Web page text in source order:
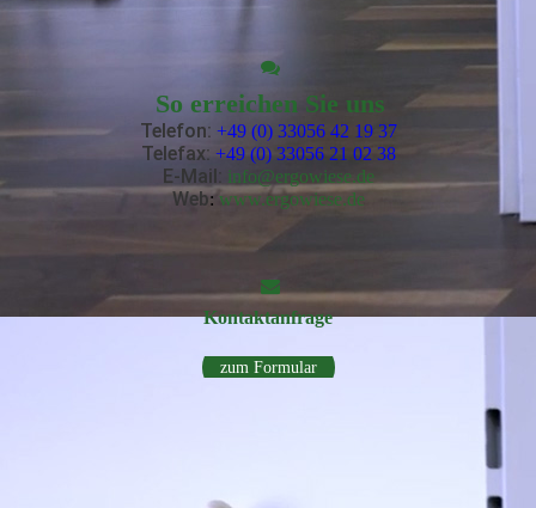
So erreichen Sie uns
Telefon: +49 (0) 33056 42 19 37
Telefax: +49 (0) 33056 21 02 38
E-Mail : info@ergowiese.de
Web:www.ergowiese.de
Kontakt­anfrage
zum Formular